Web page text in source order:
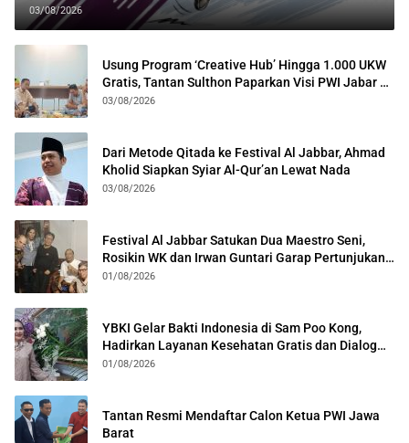
03/08/2026
Usung Program ‘Creative Hub’ Hingga 1.000 UKW
Gratis, Tantan Sulthon Paparkan Visi PWI Jabar di
Kota Bogor
03/08/2026
Dari Metode Qitada ke Festival Al Jabbar, Ahmad
Kholid Siapkan Syiar Al-Qur’an Lewat Nada
03/08/2026
Festival Al Jabbar Satukan Dua Maestro Seni,
Rosikin WK dan Irwan Guntari Garap Pertunjukan
Kolosal
01/08/2026
YBKI Gelar Bakti Indonesia di Sam Poo Kong,
Hadirkan Layanan Kesehatan Gratis dan Dialog
Kebangsaan
01/08/2026
Tantan Resmi Mendaftar Calon Ketua PWI Jawa
Barat